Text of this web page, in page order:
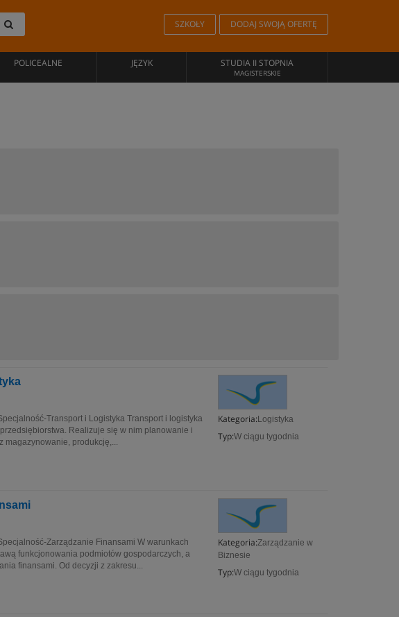
SZKOŁY DODAJ SWOJĄ OFERTĘ
POLICEALNE JĘZYK STUDIA II STOPNIA
MAGISTERSKIE
Kategoria: Logistyka
Typ:W ciągu tygodnia
Transport i Logistyka Transport i logistyka
Realizuje się w nim planowanie i
magazynowanie, produkcję,...
Kategoria:Zarządzanie w
Biznesie
Typ:W ciągu tygodnia
Zarządzanie Finansami W warunkach
funkcjonowania podmiotów gospodarczych, a
finansami. Od decyzji z zakresu...